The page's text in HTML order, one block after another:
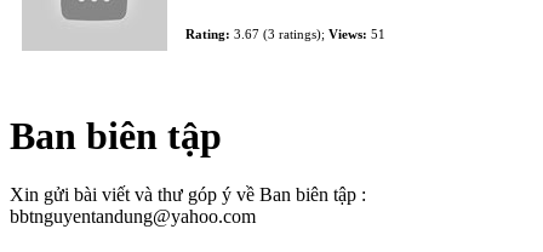
Rating: 3.67 (3 ratings); Views: 51
Ban biên tập
Xin gửi bài viết và thư góp ý về Ban biên tập :
bbtnguyentandung@yahoo.com